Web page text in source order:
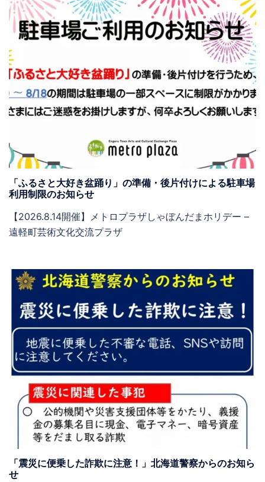
「ふるさと大好き盆踊り」の準備・後片付けによる駐車場
利用制限のお知らせ
【2026.8.14開催】メトロプラザしゃぼんだまホリデー –
遠軽町芸術文化交流プラザ
「震災に便乗した詐欺に注意！」北海道警察からのお知ら
せ